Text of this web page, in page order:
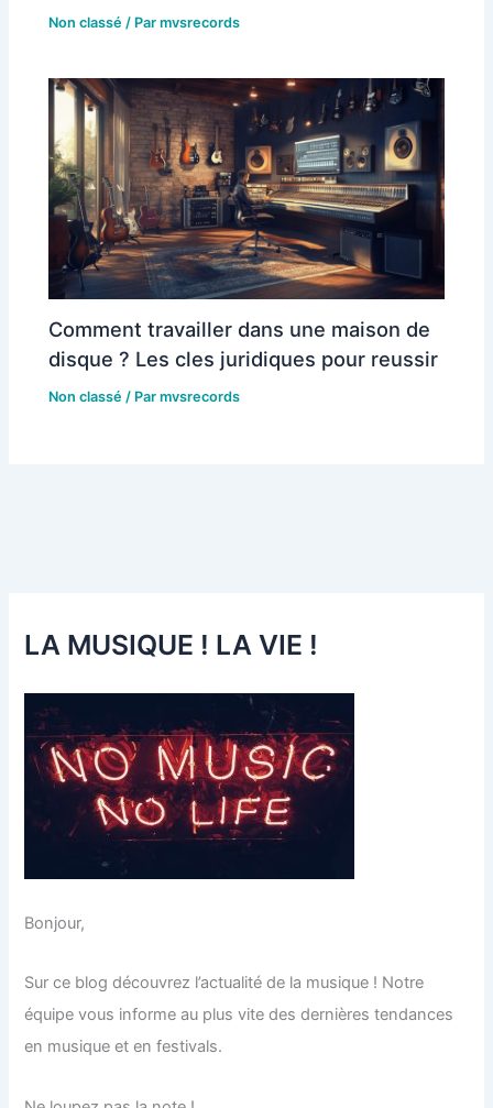
Non classé / Parmvsrecords
Comment travailler dans une maison de
disque ? Les cles juridiques pour reussir
Non classé / Parmvsrecords
LA MUSIQUE ! LA VIE !
Bonjour,
Sur ce blog découvrez l’actualité de la musique ! Notre
équipe vous informe au plus vite des dernières tendances
en musique et en festivals.